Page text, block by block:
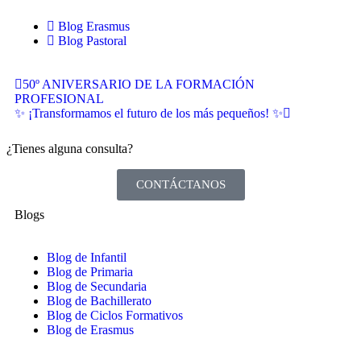
Blog Erasmus
Blog Pastoral
50º ANIVERSARIO DE LA FORMACIÓN
PROFESIONAL
✨ ¡Transformamos el futuro de los más pequeños! ✨
¿Tienes alguna consulta?
CONTÁCTANOS
Blogs
Blog de Infantil
Blog de Primaria
Blog de Secundaria
Blog de Bachillerato
Blog de Ciclos Formativos
Blog de Erasmus